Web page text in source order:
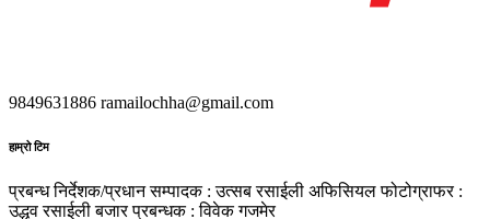
9849631886 ramailochha@gmail.com
हाम्रो टिम
प्रबन्ध निर्देशक/प्रधान सम्पादक : उत्सब रसाईली अफिसियल फोटोग्राफर :
उद्धव रसाईली बजार प्रबन्धक : विवेक गजमेर